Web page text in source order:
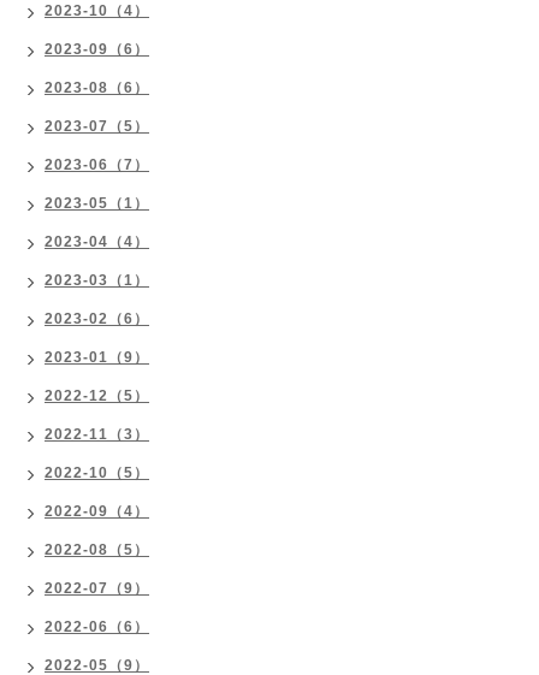
2023-10（4）
2023-09（6）
2023-08（6）
2023-07（5）
2023-06（7）
2023-05（1）
2023-04（4）
2023-03（1）
2023-02（6）
2023-01（9）
2022-12（5）
2022-11（3）
2022-10（5）
2022-09（4）
2022-08（5）
2022-07（9）
2022-06（6）
2022-05（9）